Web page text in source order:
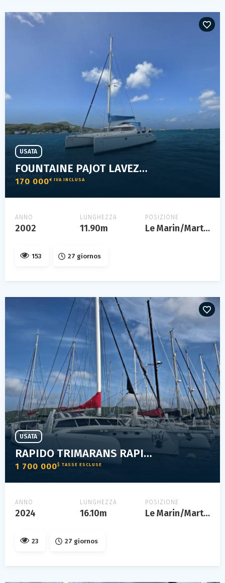
FOUNTAINE PAJOT LAVEZZI 40
170 000€ IVA INCLUSA
USATA
ANNO
2002
LUNGHEZZA
11.90m
POSIZIONE
Le Marin/Martinique
153 27 giornos
RAPIDO TRIMARANS RAPIDO 53XS
1 700 000$ TASSE ESCLUSE
USATA
ANNO
2024
LUNGHEZZA
16.10m
POSIZIONE
Le Marin/Martinique
23 27 giornos